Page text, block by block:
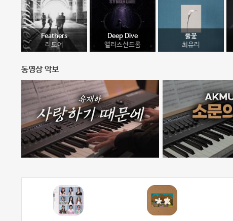
Feathers
리도어
Deep Dive
앨리스신드롬
풀꽃
최유리
동영상 악보